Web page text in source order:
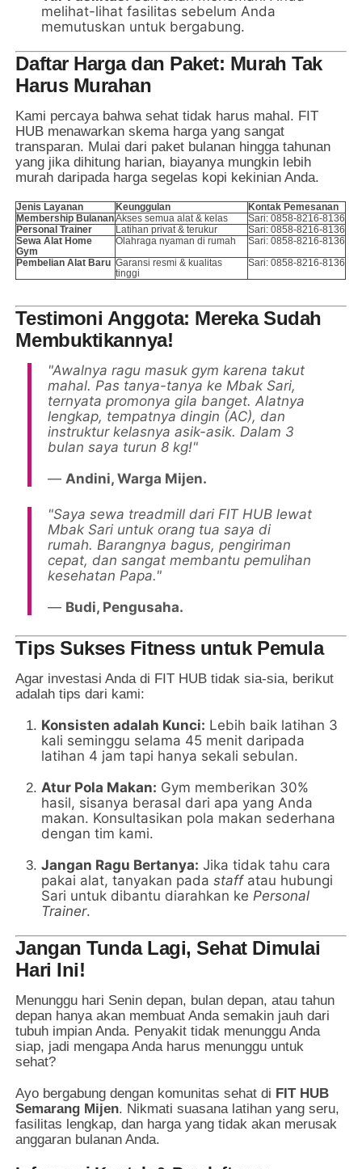
melihat-lihat fasilitas sebelum Anda
memutuskan untuk bergabung.
Daftar Harga dan Paket: Murah Tak
Harus Murahan
Kami percaya bahwa sehat tidak harus mahal. FIT
HUB menawarkan skema harga yang sangat
transparan. Mulai dari paket bulanan hingga tahunan
yang jika dihitung harian, biayanya mungkin lebih
murah daripada harga segelas kopi kekinian Anda.
Jenis Layanan Keunggulan
Kontak Pemesanan
Membership BulananAkses semua alat & kelas
Sari: 0858-8216-8136
Personal Trainer
Latihan privat & terukur
Sari: 0858-8216-8136
Sewa Alat Home
Gym
Olahraga nyaman di rumah
Sari: 0858-8216-8136
Pembelian Alat Baru Garansi resmi & kualitas
tinggi
Sari: 0858-8216-8136
Testimoni Anggota: Mereka Sudah
Membuktikannya!
"Awalnya ragu masuk gym karena takut
mahal. Pas tanya-tanya ke Mbak Sari,
ternyata promonya gila banget. Alatnya
lengkap, tempatnya dingin (AC), dan
instruktur kelasnya asik-asik. Dalam 3
bulan saya turun 8 kg!"
— Andini, Warga Mijen.
"Saya sewa treadmill dari FIT HUB lewat
Mbak Sari untuk orang tua saya di
rumah. Barangnya bagus, pengiriman
cepat, dan sangat membantu pemulihan
kesehatan Papa."
— Budi, Pengusaha.
Tips Sukses Fitness untuk Pemula
Agar investasi Anda di FIT HUB tidak sia-sia, berikut
adalah tips dari kami:
Konsisten adalah Kunci: Lebih baik latihan 3
kali seminggu selama 45 menit daripada
latihan 4 jam tapi hanya sekali sebulan.
Atur Pola Makan: Gym memberikan 30%
hasil, sisanya berasal dari apa yang Anda
makan. Konsultasikan pola makan sederhana
dengan tim kami.
Jangan Ragu Bertanya: Jika tidak tahu cara
pakai alat, tanyakan padastaffatau hubungi
Sari untuk dibantu diarahkan ke Personal
Trainer.
Jangan Tunda Lagi, Sehat Dimulai
Hari Ini!
Menunggu hari Senin depan, bulan depan, atau tahun
depan hanya akan membuat Anda semakin jauh dari
tubuh impian Anda. Penyakit tidak menunggu Anda
siap, jadi mengapa Anda harus menunggu untuk
sehat?
Ayo bergabung dengan komunitas sehat di FIT HUB
Semarang Mijen. Nikmati suasana latihan yang seru,
fasilitas lengkap, dan harga yang tidak akan merusak
anggaran bulanan Anda.